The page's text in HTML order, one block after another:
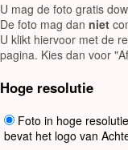
U mag de foto gratis
De foto mag dan niet
U klikt hiervoor met de
pagina. Kies dan voor
Hoge resolutie
Foto in hoge
bevat het logo van